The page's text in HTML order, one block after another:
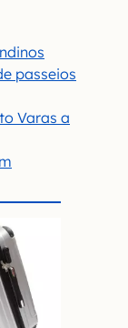
passeios
Varas a